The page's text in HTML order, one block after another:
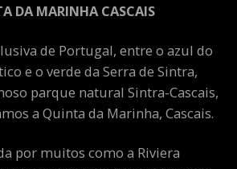
DA MARINHA CASCAIS
de Portugal, entre o azul do
e o verde da Serra de Sintra,
parque natural Sintra-Cascais,
a Quinta da Marinha, Cascais.
por muitos como a Riviera